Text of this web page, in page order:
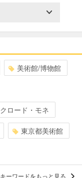
美術館/博物館
クロード・モネ
東京都美術館
キーワードをもっと見る